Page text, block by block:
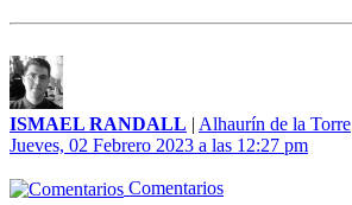
ISMAEL RANDALL | Alhaurín de la Torre
Jueves, 02 Febrero 2023 a las 12:27 pm
Comentarios